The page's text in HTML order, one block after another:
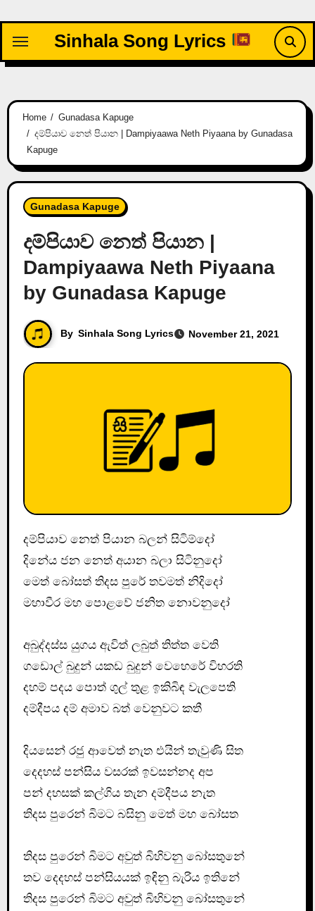
content
Sinhala Song Lyrics
Home
Gunadasa Kapuge
දම්පියාව නෙත් පියාන | Dampiyaawa Neth Piyaana by Gunadasa
Kapuge
Gunadasa Kapuge
දම්පියාව නෙත් පියාන |
Dampiyaawa Neth Piyaana
by Gunadasa Kapuge
By Sinhala Song Lyrics November 21, 2021
දම්පියාව නෙත් පියාන බලන් සිටිම්දෝ
දිනේය ජන නෙත් අයාන බලා සිටිනුදෝ
මෙත් බෝසත් තිදස පුරේ තවමත් නිදිදෝ
මහාවීර මහ පොළවේ ජනිත නොවනුදෝ
අබුද්දස්ස යුගය ඇවිත් ලබුත් තිත්ත වෙති
ගඩොල් බුදුන් යකඩ බුදුන් වෙහෙරේ විහරති
දහම් පදය පොත් ගුල් තුළ ඉකිබිඳ වැලපෙති
දම්දීපය දම් අමාව බත් වෙනුවට කතී
දියසෙන් රජු ආවෙත් නැත එයින් තැවුණි සිත
දෙදහස් පන්සිය වසරක් ඉවසන්නද අප
පන් දහසක් කල්ගිය තැන දම්දීපය නැත
තිදස පුරෙන් බිමට බසිනු මෙත් මහ බෝසත
තිදස පුරෙන් බිමට අවුත් බිහිවනු බෝසතුනේ
තව දෙදහස් පන්සියයක් ඉඳිනු බැරිය ඉතිනේ
තිදස පුරෙන් බිමට අවුත් බිහිවනු බෝසතුනේ